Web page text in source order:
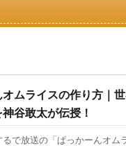
オムライスの作り方｜
谷敢太が伝授！
で放送の「ぱっかーんオム